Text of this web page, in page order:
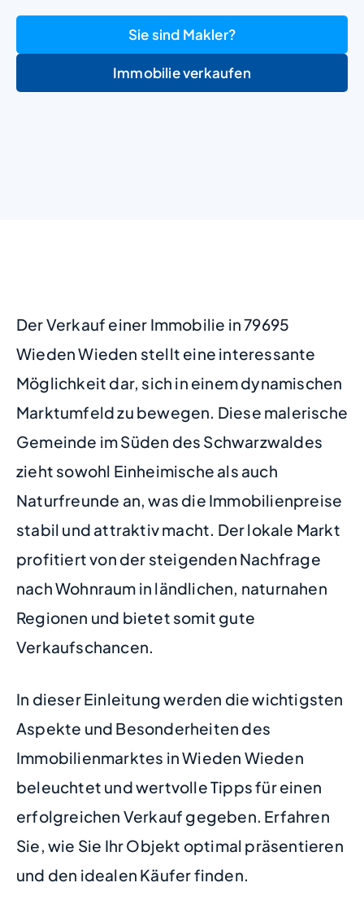
Sie sind Makler?
Immobilie verkaufen
Der Verkauf einer Immobilie in 79695
Wieden Wieden stellt eine interessante
Möglichkeit dar, sich in einem dynamischen
Marktumfeld zu bewegen. Diese malerische
Gemeinde im Süden des Schwarzwaldes
zieht sowohl Einheimische als auch
Naturfreunde an, was die Immobilienpreise
stabil und attraktiv macht. Der lokale Markt
profitiert von der steigenden Nachfrage
nach Wohnraum in ländlichen, naturnahen
Regionen und bietet somit gute
Verkaufschancen.
In dieser Einleitung werden die wichtigsten
Aspekte und Besonderheiten des
Immobilienmarktes in Wieden Wieden
beleuchtet und wertvolle Tipps für einen
erfolgreichen Verkauf gegeben. Erfahren
Sie, wie Sie Ihr Objekt optimal präsentieren
und den idealen Käufer finden.